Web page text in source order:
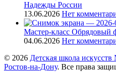
Надежды России
13.06.2026 Нет
Мастер-класс Обрядовый
04.06.2026 Нет
© 2026 Детская школа
Ростов-на-Дону. Все права